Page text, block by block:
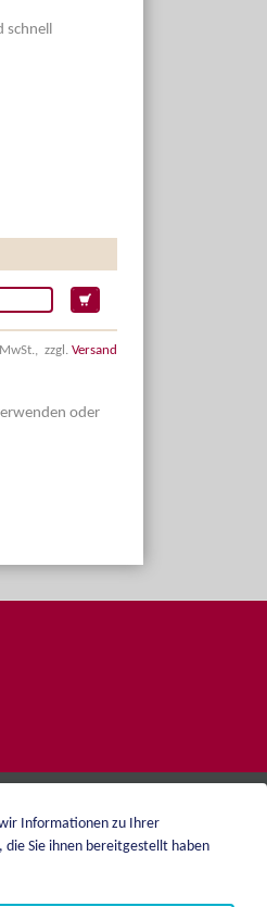
schnell
zzgl. Versand
oder
Informationen zu Ihrer
Sie ihnen bereitgestellt haben